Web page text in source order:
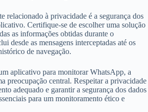
relacionado à privacidade é a segurança dos
Certifique-se de escolher uma solução
as informações obtidas durante o
desde as mensagens interceptadas até os
de navegação.
aplicativo para monitorar WhatsApp, a
preocupação central. Respeitar a privacidade
adequado e garantir a segurança dos dados
para um monitoramento ético e